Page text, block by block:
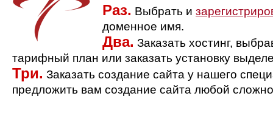
Раз. Выбрать и
доменное имя.
Два. Заказать хостинг,
тарифный план или заказать установку
Три. Заказать создание сайта у нашего
предложить вам создание сайта любой